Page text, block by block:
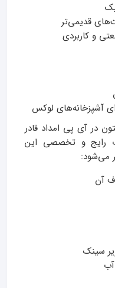
قدیمی‌تر
و کاربردی
آشپزخانه‌های لوکس
در آی پی امداد قادر
رایج و تخصصی این
می‌شود:
آن
سینک